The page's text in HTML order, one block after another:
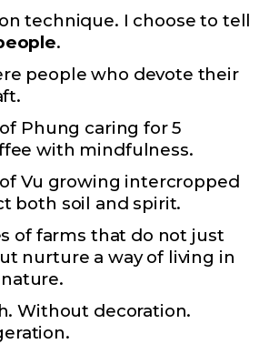
technique. I choose to tell
.
people who devote their
Phung caring for 5
with mindfulness.
Vu growing intercropped
both soil and spirit.
of farms that do not just
nurture a way of living in
Without decoration.